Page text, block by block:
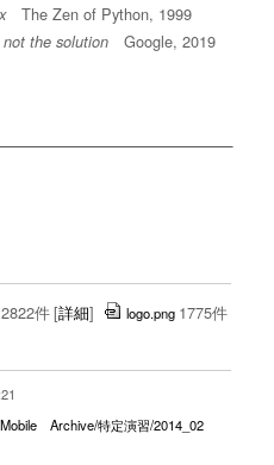
The Zen of Python, 1999
the solution Google, 2019
2822件[詳細] logo.png 1775件
Archive/特定演習/2014_02